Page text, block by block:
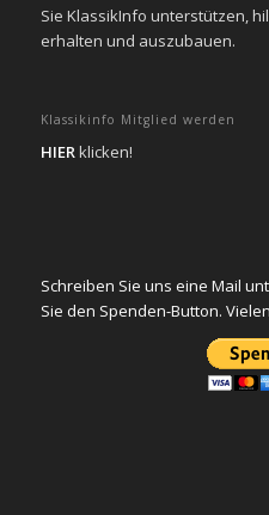
Sie KlassikInfo unterstützen,
erhalten und auszubauen.
Klassikinfo Mitglied werden
HIERklicken!
Schreiben Sie uns eine Mail
Sie den Spenden-Button.